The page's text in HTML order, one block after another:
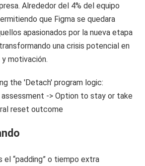
Alrededor del 4% del equipo
que Figma se quedara
apasionados por la nueva etapa
una crisis potencial en
motivación.
el “padding” o tiempo extra